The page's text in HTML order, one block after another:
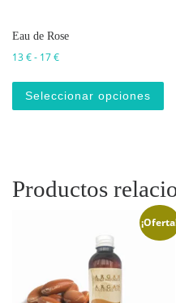
Eau de Rose
13€- 17€Rango de precios: desde
Seleccionar opciones
Productos